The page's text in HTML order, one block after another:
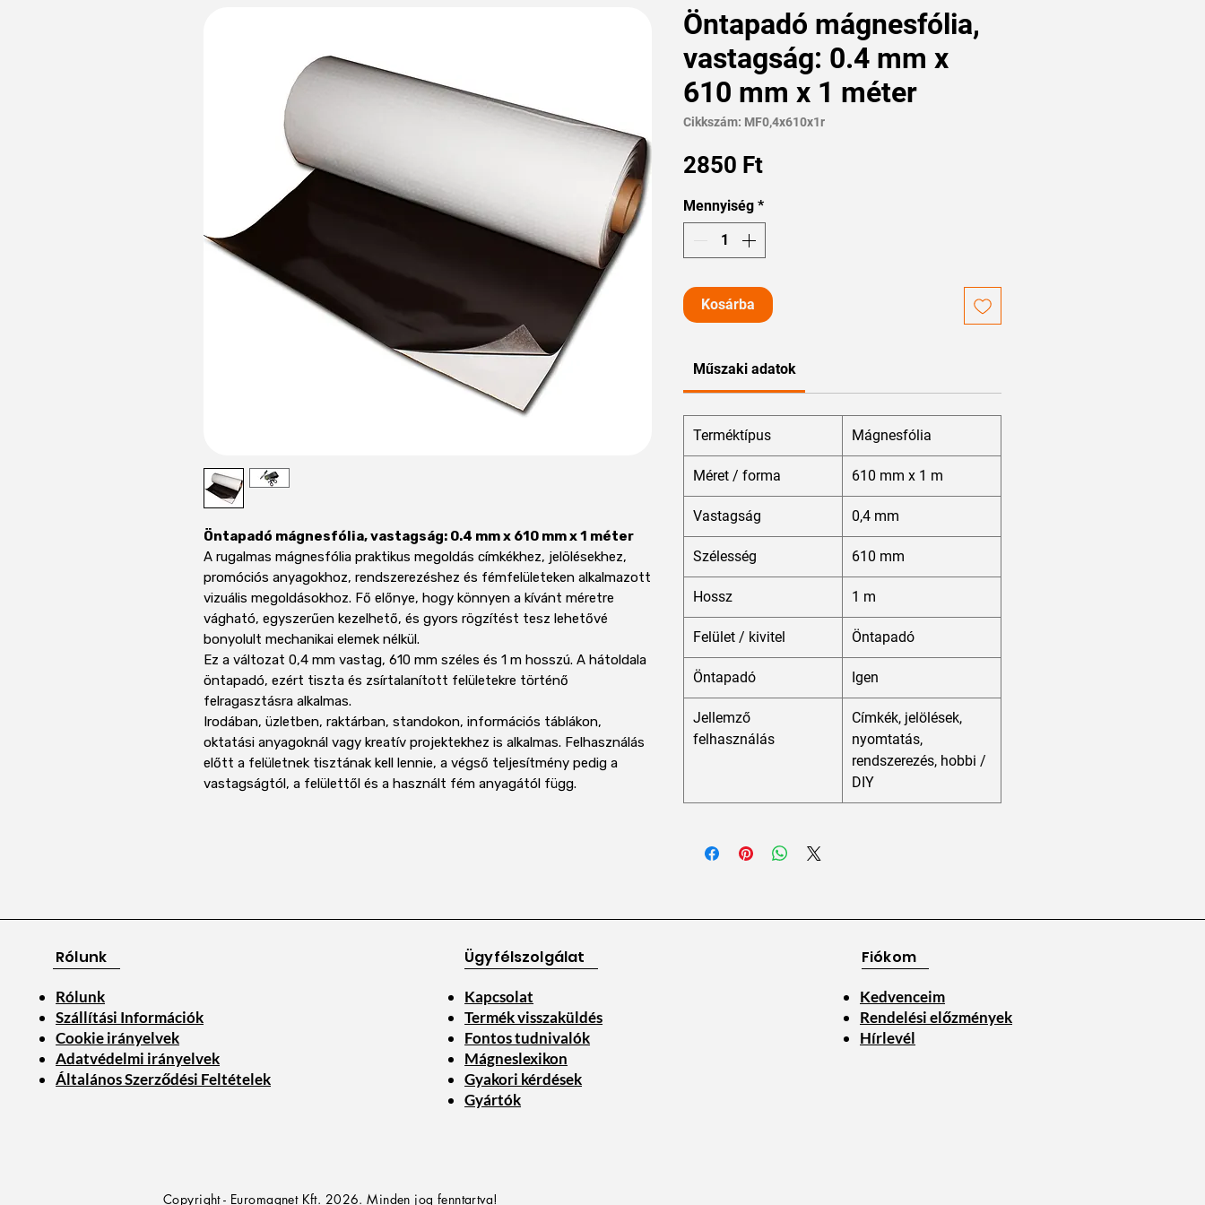
Öntapadó mágnesfólia, vastagság: 0.4 mm x 610 mm x 1 méter
A rugalmas mágnesfólia praktikus megoldás címkékhez, jelölésekhez,
promóciós anyagokhoz, rendszerezéshez és fémfelületeken alkalmazott
vizuális megoldásokhoz. Fő előnye, hogy könnyen a kívánt méretre
vágható, egyszerűen kezelhető, és gyors rögzítést tesz lehetővé
bonyolult mechanikai elemek nélkül.
Ez a változat 0,4 mm vastag, 610 mm széles és 1 m hosszú. A hátoldala
öntapadó, ezért tiszta és zsírtalanított felületekre történő
felragasztásra alkalmas.
Irodában, üzletben, raktárban, standokon, információs táblákon,
oktatási anyagoknál vagy kreatív projektekhez is alkalmas. Felhasználás
előtt a felületnek tisztának kell lennie, a végső teljesítmény pedig a
vastagságtól, a felülettől és a használt fém anyagától függ.
Öntapadó mágnesfólia,
vastagság: 0.4 mm x
610 mm x 1 méter
Cikkszám: MF0,4x610x1r
2850 FtÁr
Mennyiség *
Kosárba
Műszaki adatok
Terméktípus Mágnesfólia
Méret / forma 610 mm x 1 m
Vastagság 0,4 mm
Szélesség 610 mm
Hossz 1 m
Felület / kivitel Öntapadó
Öntapadó Igen
Jellemző
felhasználás
Címkék, jelölések,
nyomtatás,
rendszerezés, hobbi /
DIY
Rólunk
Rólunk
Szállítási Információk
Cookie irányelvek
Adatvédelmi irányelvek
Általános Szerződési Feltételek
Ügyfélszolgálat
Kapcsolat
Termék visszaküldés
Fontos tudnivalók
Mágneslexikon
Gyakori kérdések
Gyártók
Fiókom
Kedvenceim
Rendelési előzmények
Hírlevél
Copyright - Euromagnet Kft. 2026. Minden jog fenntartva!